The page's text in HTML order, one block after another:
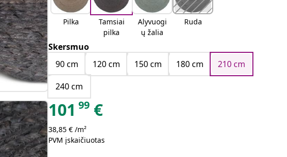
Pilka
Tamsiai
pilka
Alyvuogi
ų žalia
Ruda
Skersmuo
90 cm
120 cm 150 cm 180 cm
210 cm
240 cm
101 99 €
38,85 € /m²
PVM įskaičiuotas